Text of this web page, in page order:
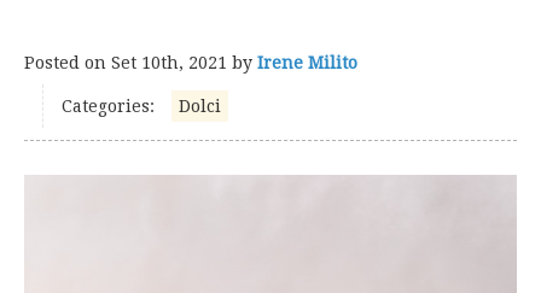
Posted on Set 10th, 2021 by Irene Milito
Categories: Dolci